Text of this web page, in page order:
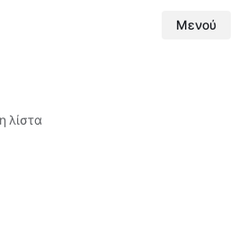
Μενού
λίστα